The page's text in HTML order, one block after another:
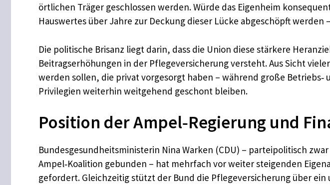
örtlichen Träger geschlossen werden. Würde das Eigenheim
Hauswertes über Jahre zur Deckung dieser Lücke abgeschöpft
Die politische Brisanz liegt darin, dass die Union diese stärkere
Beitragserhöhungen in der Pflegeversicherung versteht. Aus Sicht
werden sollen, die privat vorgesorgt haben – während große
Privilegien weiterhin weitgehend geschont bleiben.
Position der Ampel‑Regierung und
Bundesgesundheitsministerin Nina Warken (CDU) – parteipolitisch
Ampel‑Koalition gebunden – hat mehrfach vor weiter steigenden
gefordert. Gleichzeitig stützt der Bund die Pflegeversicherung über